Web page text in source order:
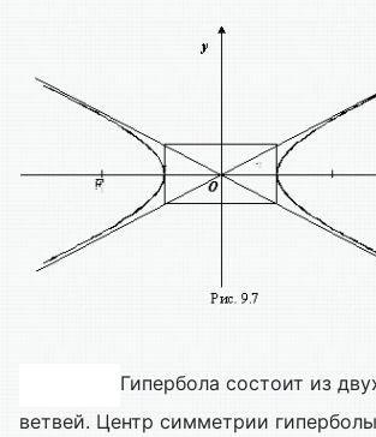
Гипербола состоит из
ветвей. Центр симметрии